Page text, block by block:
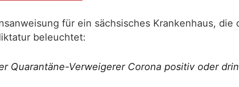
für ein sächsisches Krankenhaus,
beleuchtet:
Quarantäne-Verweigerer Corona positiv oder